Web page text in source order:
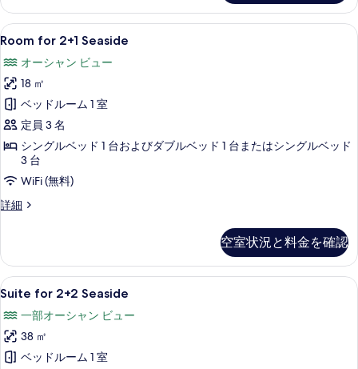
を
表
示
す
る
の
詳
細
Room
for
2+1
Seaside
の
す
べ
の
写
表
示
す
る
4
Room for 2+1 Seaside
オーシャン ビュー
18 ㎡
ベッドルーム 1 室
定員 3 名
シングルベッド 1 台およびダブルベッド 1 台またはシングルベッド
3 台
WiFi (無料)
詳細
Room
の
詳
細
空室状況と料金を確認
Suite
for
2+2
Seaside
の
Suite for 2+2 Seaside | ミニバー、セ
6
Suite for 2+2 Seaside
一部オーシャン ビュー
38 ㎡
ベッドルーム 1 室